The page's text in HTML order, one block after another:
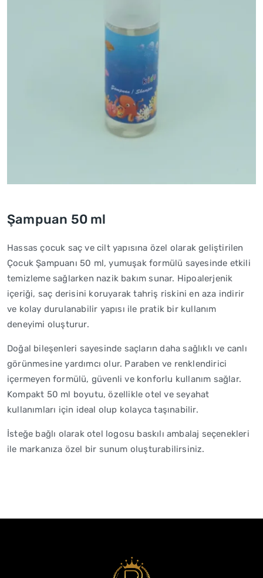
Şampuan 50 ml
Hassas çocuk saç ve cilt yapısına özel olarak geliştirilen
Çocuk Şampuanı 50 ml, yumuşak formülü sayesinde etkili
temizleme sağlarken nazik bakım sunar. Hipoalerjenik
içeriği, saç derisini koruyarak tahriş riskini en aza indirir
ve kolay durulanabilir yapısı ile pratik bir kullanım
deneyimi oluşturur.
Doğal bileşenleri sayesinde saçların daha sağlıklı ve canlı
görünmesine yardımcı olur. Paraben ve renklendirici
içermeyen formülü, güvenli ve konforlu kullanım sağlar.
Kompakt 50 ml boyutu, özellikle otel ve seyahat
kullanımları için ideal olup kolayca taşınabilir.
İsteğe bağlı olarak otel logosu baskılı ambalaj seçenekleri
ile markanıza özel bir sunum oluşturabilirsiniz.